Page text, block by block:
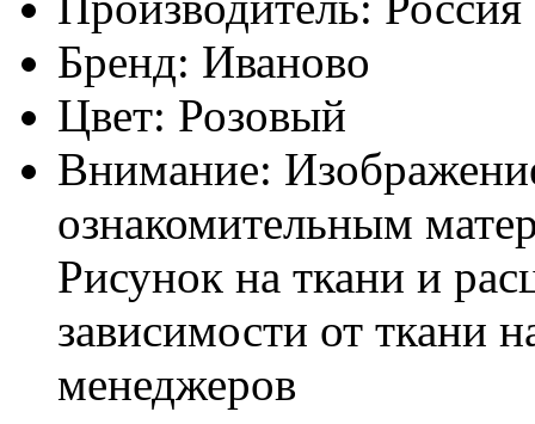
Бренд: Иваново
Цвет: Розовый
Внимание:
ознакомительным
Рисунок на ткани и
зависимости от ткани
менеджеров